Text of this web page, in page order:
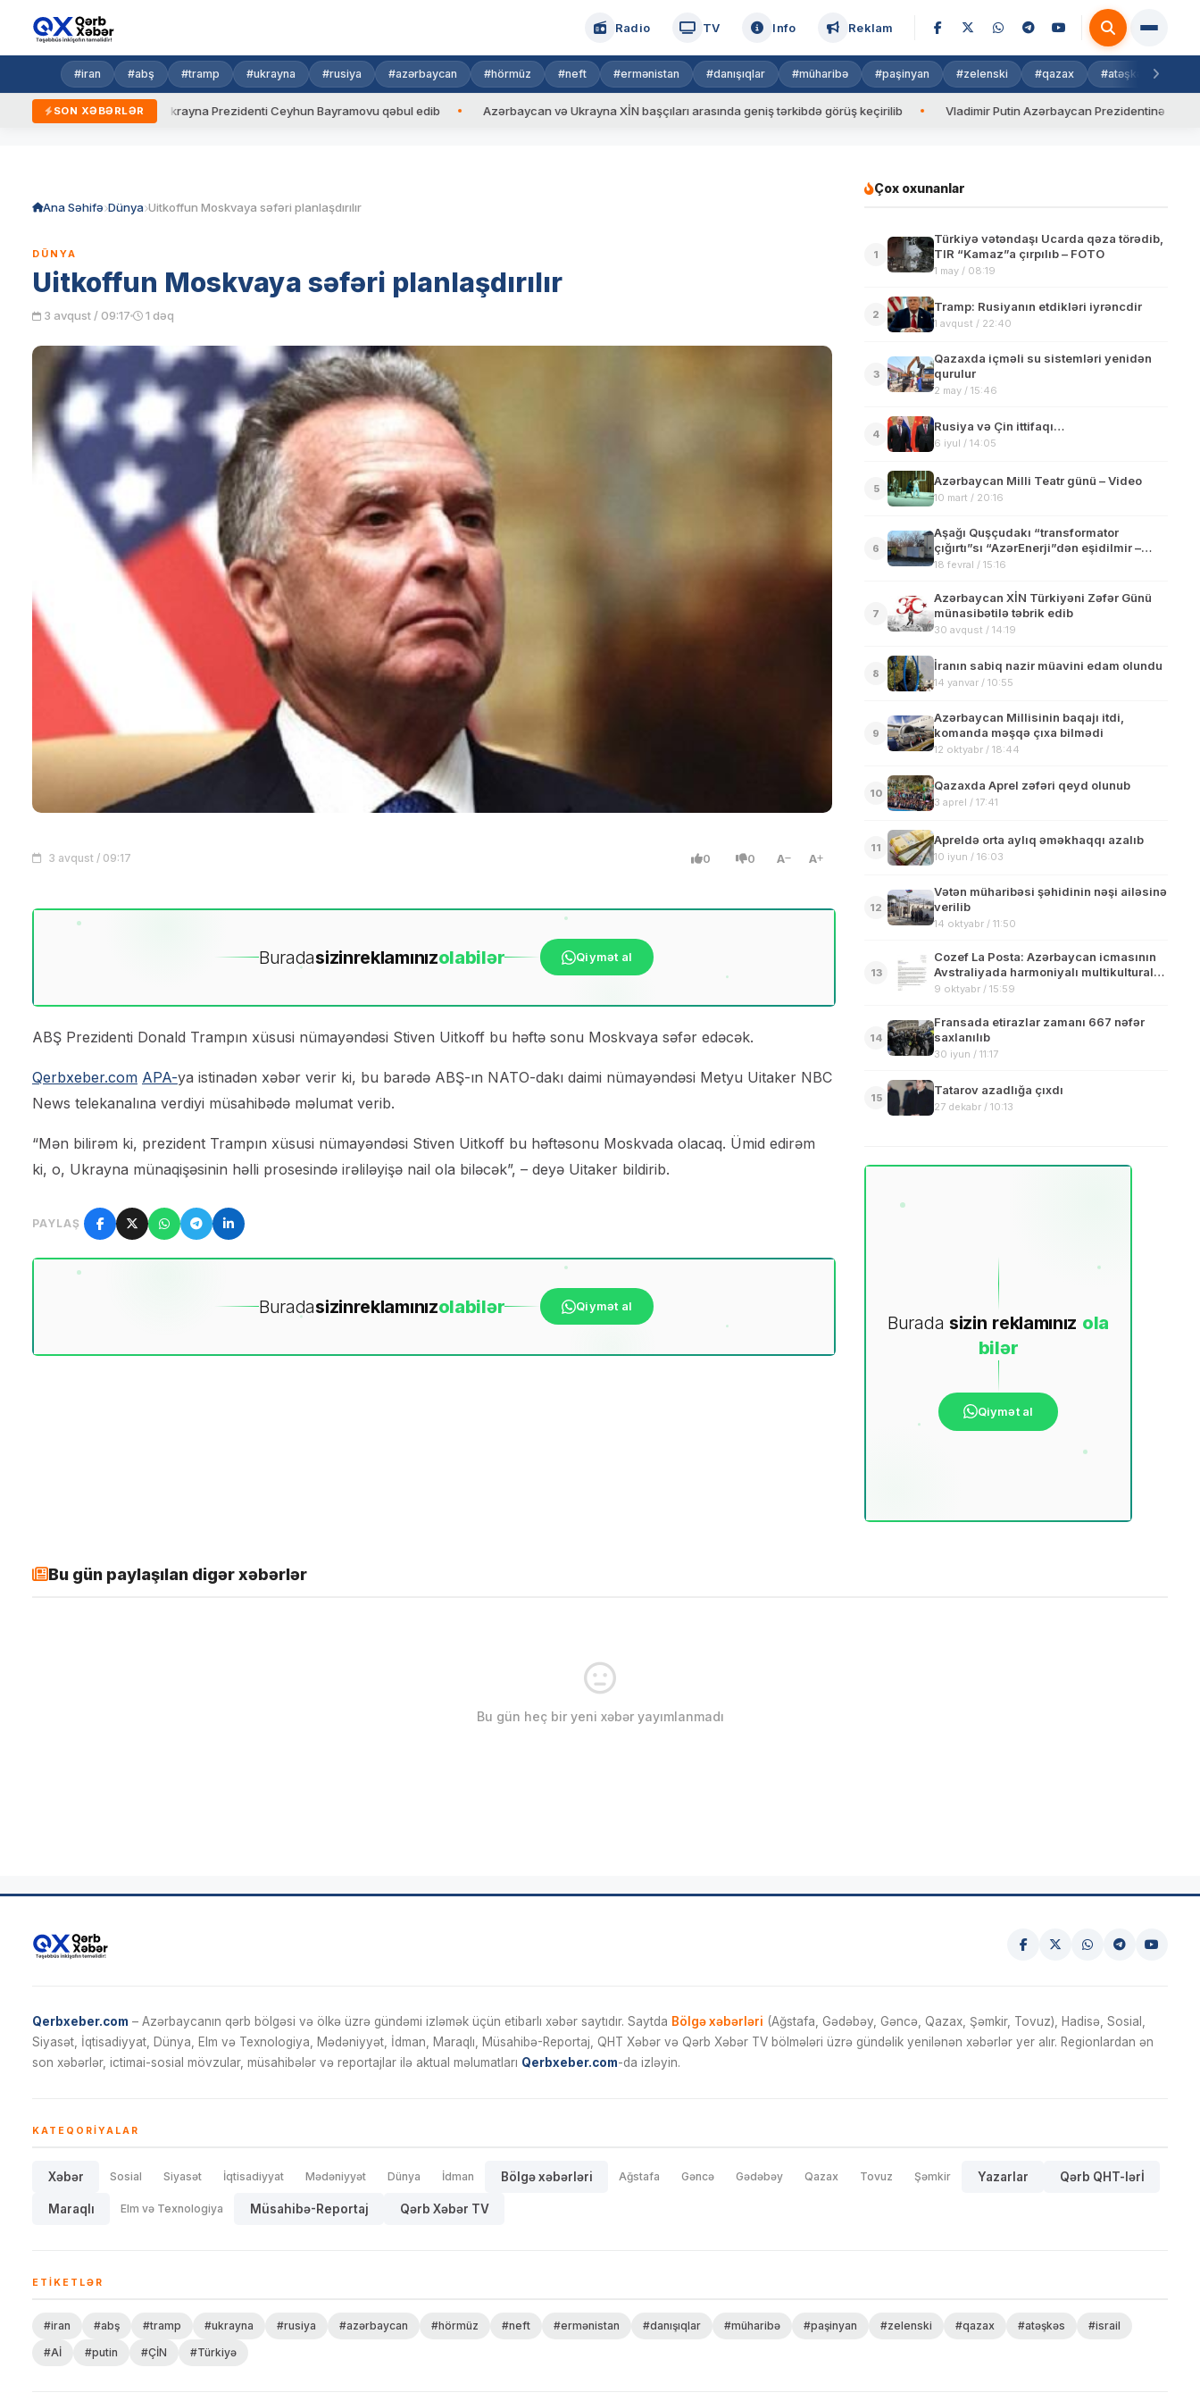
Radio TV Info Reklam
#iran #abş #tramp #ukrayna #rusiya #azərbaycan #hörmüz #neft #ermənistan #danışıqlar #müharibə #paşinyan #zelenski #qazax #atəşkəs
SON XƏBƏRLƏR
yeni qaydalar Ukrayna Prezidenti Ceyhun Bayramovu qəbul edib Azərbaycan və Ukrayna XİN başçıları arasında geniş tərkibdə görüş keçirilib Vladimir Putin Azərbaycan Prezidentinə zəng edib
Ana Səhifə Dünya Uitkoffun Moskvaya səfəri planlaşdırılır
DÜNYA
Uitkoffun Moskvaya səfəri planlaşdırılır
3 avqust / 09:17 1 dəq
3 avqust / 09:17 0 0 A A
Buradasizinreklamınızolabilər Qiymət al
ABŞ Prezidenti Donald Trampın xüsusi nümayəndəsi Stiven Uitkoff bu həftə sonu Moskvaya səfər edəcək.
Qerbxeber.com APA-ya istinadən xəbər verir ki, bu barədə ABŞ-ın NATO-dakı daimi nümayəndəsi Metyu Uitaker NBC
News telekanalına verdiyi müsahibədə məlumat verib.
“Mən bilirəm ki, prezident Trampın xüsusi nümayəndəsi Stiven Uitkoff bu həftəsonu Moskvada olacaq. Ümid edirəm
ki, o, Ukrayna münaqişəsinin həlli prosesində irəliləyişə nail ola biləcək”, – deyə Uitaker bildirib.
PAYLAŞ
Buradasizinreklamınızolabilər Qiymət al
Çox oxunanlar
1
Türkiyə vətəndaşı Ucarda qəza törədib,
TIR “Kamaz”a çırpılıb – FOTO
1 may / 08:19
2
Tramp: Rusiyanın etdikləri iyrəncdir
1 avqust / 22:40
3
Qazaxda içməli su sistemləri yenidən
qurulur
2 may / 15:46
4
Rusiya və Çin ittifaqı…
6 iyul / 14:05
5
Azərbaycan Milli Teatr günü – Video
10 mart / 20:16
6
Aşağı Quşçudakı “transformator
çığırtı”sı “AzərEnerji”dən eşidilmir –
Video
18 fevral / 15:16
7
Azərbaycan XİN Türkiyəni Zəfər Günü
münasibətilə təbrik edib
30 avqust / 14:19
8
İranın sabiq nazir müavini edam olundu
14 yanvar / 10:55
9
Azərbaycan Millisinin baqajı itdi,
komanda məşqə çıxa bilmədi
12 oktyabr / 18:44
10
Qazaxda Aprel zəfəri qeyd olunub
3 aprel / 17:41
11
Apreldə orta aylıq əməkhaqqı azalıb
10 iyun / 16:03
12
Vətən müharibəsi şəhidinin nəşi ailəsinə
verilib
14 oktyabr / 11:50
13
Cozef La Posta: Azərbaycan icmasının
Avstraliyada harmoniyalı multikultural
cəmiyyətə töhfələri var
9 oktyabr / 15:59
14
Fransada etirazlar zamanı 667 nəfər
saxlanılıb
30 iyun / 11:17
15
Tatarov azadlığa çıxdı
27 dekabr / 10:13
Burada sizin reklamınız ola
bilər
Qiymət al
Bu gün paylaşılan digər xəbərlər
Bu gün heç bir yeni xəbər yayımlanmadı
Qerbxeber.com – Azərbaycanın qərb bölgəsi və ölkə üzrə gündəmi izləmək üçün etibarlı xəbər saytıdır. Saytda Bölgə xəbərləri (Ağstafa, Gədəbəy, Gəncə, Qazax, Şəmkir, Tovuz), Hadisə, Sosial,
Siyasət, İqtisadiyyat, Dünya, Elm və Texnologiya, Mədəniyyət, İdman, Maraqlı, Müsahibə-Reportaj, QHT Xəbər və Qərb Xəbər TV bölmələri üzrə gündəlik yenilənən xəbərlər yer alır. Regionlardan ən
son xəbərlər, ictimai-sosial mövzular, müsahibələr və reportajlar ilə aktual məlumatları Qerbxeber.com-da izləyin.
KATEQORIYALAR
Xəbər Sosial Siyasət İqtisadiyyat Mədəniyyət Dünya İdman Bölgə xəbərləri Ağstafa Gəncə Gədəbəy Qazax Tovuz Şəmkir Yazarlar Qərb QHT-lərİ
Maraqlı Elm və Texnologiya Müsahibə-Reportaj Qərb Xəbər TV
ETIKETLƏR
#iran #abş #tramp #ukrayna #rusiya #azərbaycan #hörmüz #neft #ermənistan #danışıqlar #müharibə #paşinyan #zelenski #qazax #atəşkəs
#israil
#Aİ
#putin #ÇİN #Türkiyə